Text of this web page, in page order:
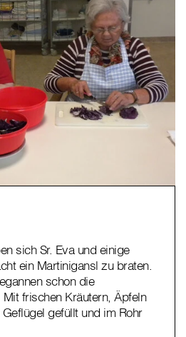
sich Sr. Eva und einige
ein Martinigansl zu braten.
schon die
frischen Kräutern, Äpfeln
gefüllt und im Rohr